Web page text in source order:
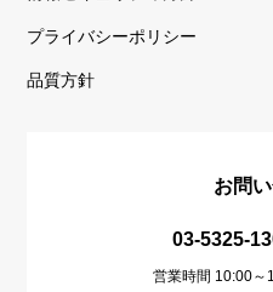
プライバシーポリシー
品質方針
お問
03-5325-
営業時間 10:00～